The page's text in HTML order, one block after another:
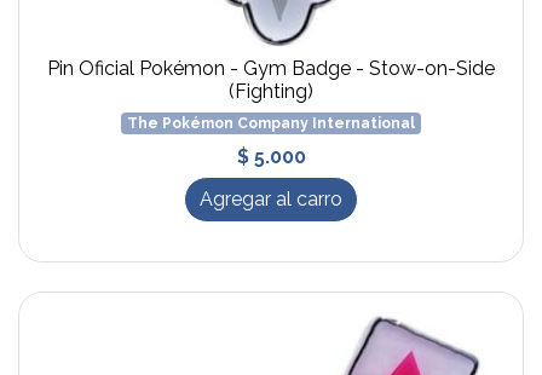
Pin Oficial Pokémon - Gym Badge - Stow-on-Side
(Fighting)
The Pokémon Company International
$ 5.000
Agregar al carro